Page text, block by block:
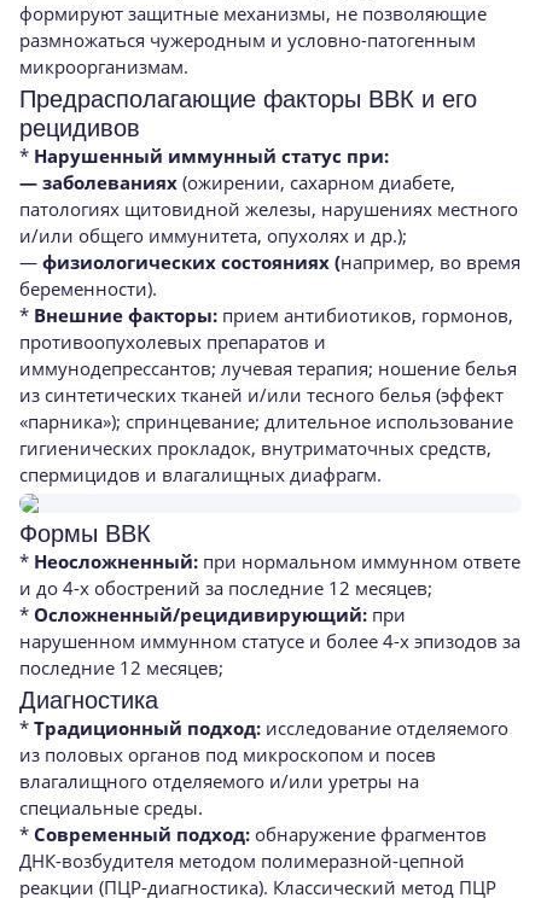
формируют защитные механизмы, не позволяющие
размножаться чужеродным и условно-патогенным
микроорганизмам.
Предрасполагающие факторы ВВК и его
рецидивов
* Нарушенный иммунный статус при:
— заболеваниях (ожирении, сахарном диабете,
патологиях щитовидной железы, нарушениях местного
и/или общего иммунитета, опухолях и др.);
— физиологических состояниях (например, во время
беременности).
* Внешние факторы: прием антибиотиков, гормонов,
противоопухолевых препаратов и
иммунодепрессантов; лучевая терапия; ношение белья
из синтетических тканей и/или тесного белья (эффект
«парника»); спринцевание; длительное использование
гигиенических прокладок, внутриматочных средств,
спермицидов и влагалищных диафрагм.
Формы ВВК
* Неосложненный: при нормальном иммунном ответе
и до 4-х обострений за последние 12 месяцев;
* Осложненный/рецидивирующий: при
нарушенном иммунном статусе и более 4-х эпизодов за
последние 12 месяцев;
Диагностика
* Традиционный подход: исследование отделяемого
из половых органов под микроскопом и посев
влагалищного отделяемого и/или уретры на
специальные среды.
* Современный подход: обнаружение фрагментов
ДНК-возбудителя методом полимеразной-цепной
реакции (ПЦР-диагностика). Классический метод ПЦР